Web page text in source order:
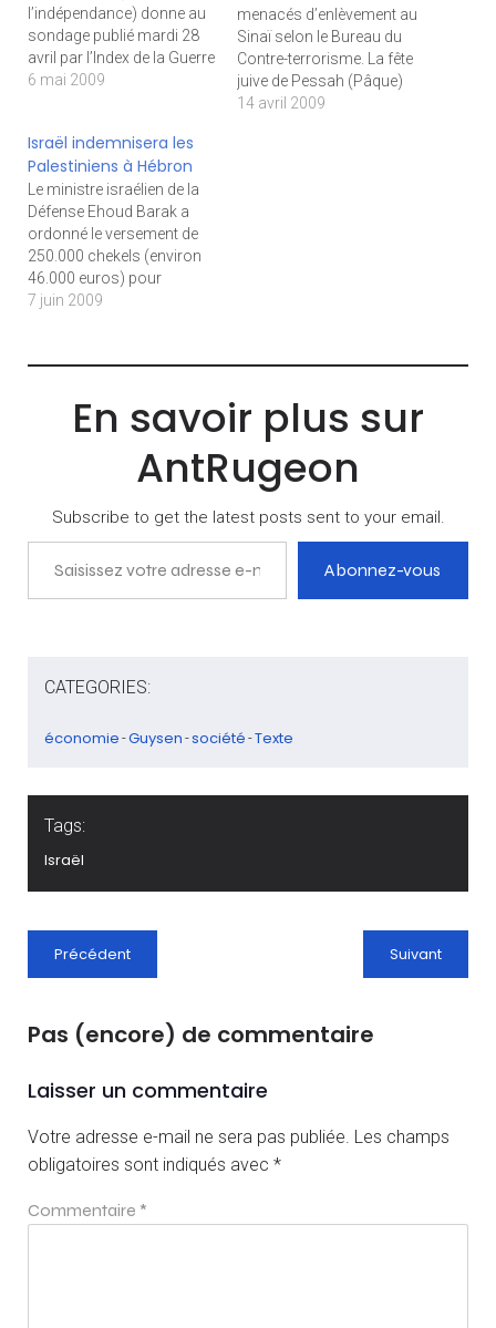
l’indépendance) donne au
sondage publié mardi 28
avril par l’Index de la Guerre
et de la Paix une
le pouls du rapport des
Israéliens à leur Etat. Pour
ses 61 ans, l’Etat d’Israël
suscite la fierté et la…
6 mai 2009
menacés d’enlèvement au
Sinaï selon le Bureau du
Contre-terrorisme. La fête
juive de Pessah (Pâque)
met les forces de sécurité
14 avril 2009
Israël indemnisera les
Palestiniens à Hébron
Le ministre israélien de la
Défense Ehoud Barak a
ordonné le versement de
250.000 chekels (environ
46.000 euros) pour
indemniser les
décembre dernier lors des
la « maison de la discorde
». L’évacuation de cette
maison résultait d’une
7 juin 2009
En savoir plus sur
AntRugeon
Subscribe to get the latest posts sent to your email.
Saisissez votre adresse e-mail…
Abonnez-vous
CATEGORIES:
économie -Guysen -société -Texte
Tags:
Israël
Précédent Suivant
Pas (encore) de commentaire
Laisser un commentaire
Votre adresse e-mail ne sera pas publiée. Les champs
obligatoires sont indiqués avec *
Commentaire *